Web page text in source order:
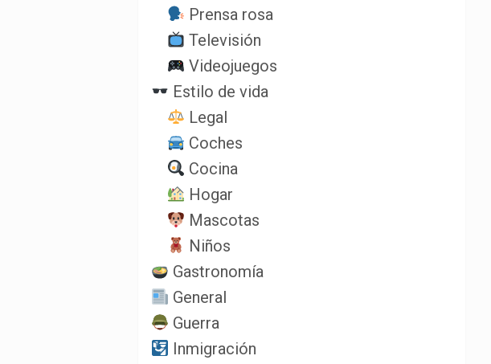
Prensa rosa
Televisión
Videojuegos
Estilo de vida
Legal
Coches
Cocina
Hogar
Mascotas
Niños
Gastronomía
General
Guerra
Inmigración